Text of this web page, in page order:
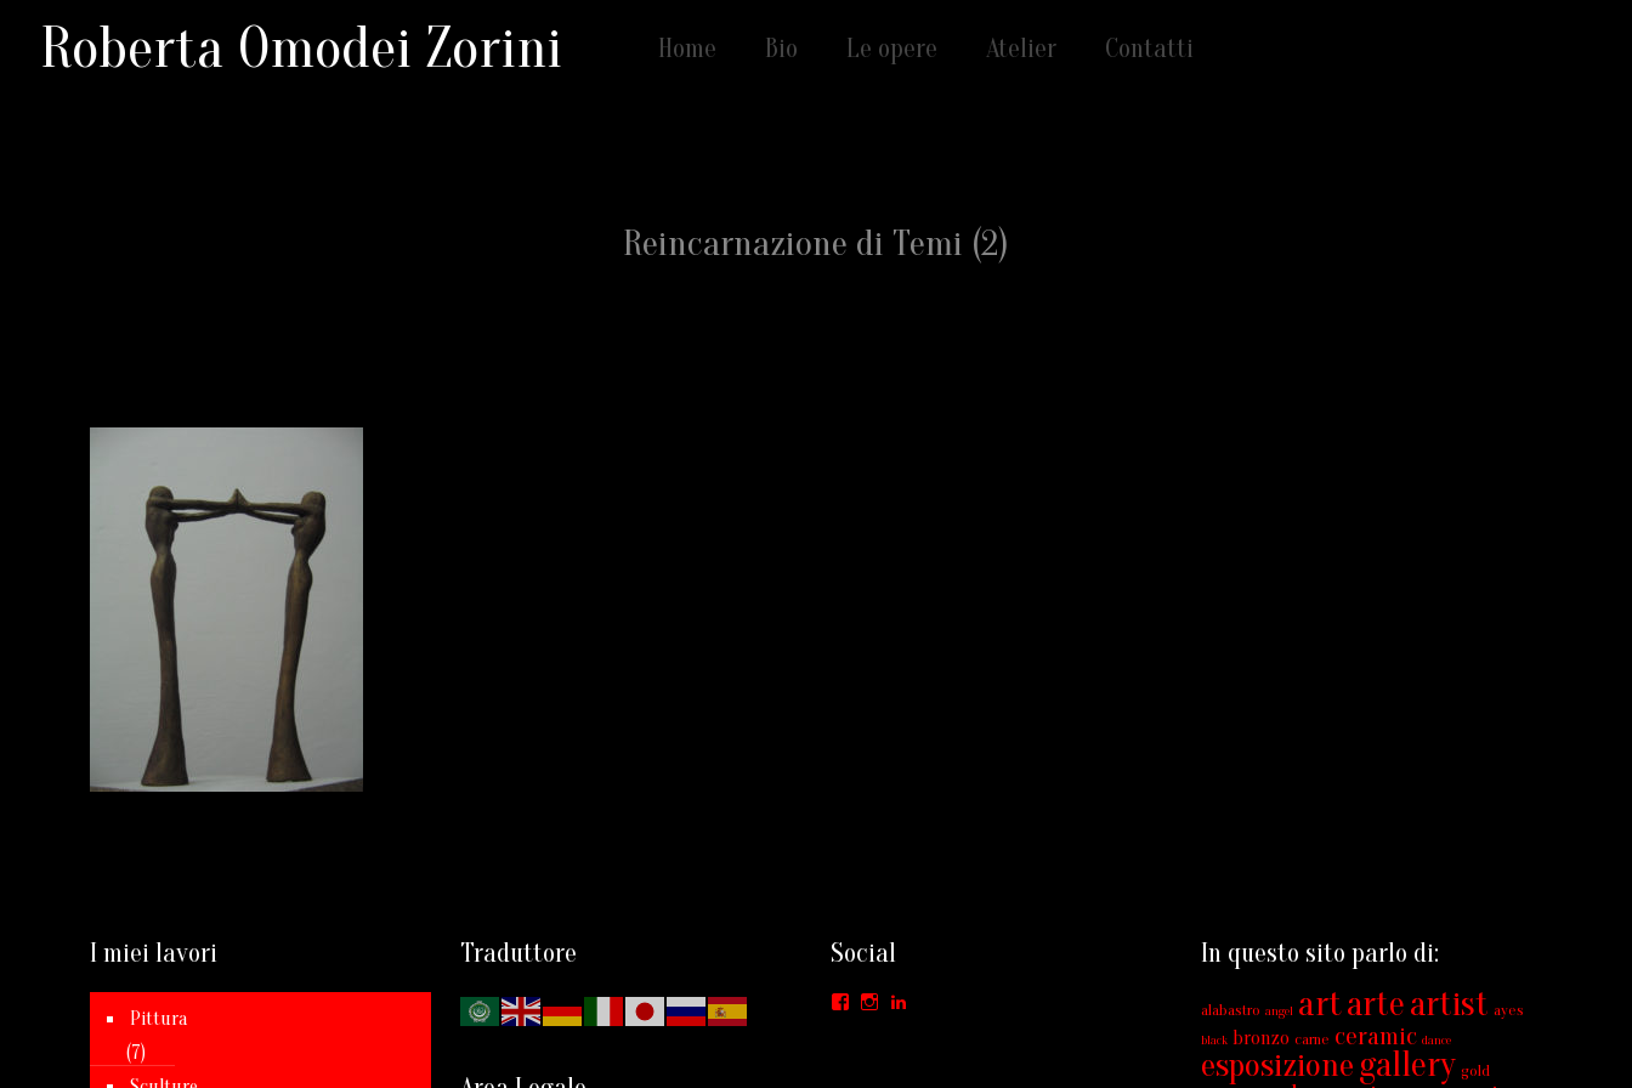
Roberta Omodei Zorini Home Bio Le opere Atelier Contatti
Reincarnazione di Temi (2)
I miei lavori
Pittura
(7)
Traduttore Social
FacebookInstagram
In questo sito parlo di:
alabastro angel artarteartist ayes
black bronzo carne ceramic dance
esposizione gallery gold